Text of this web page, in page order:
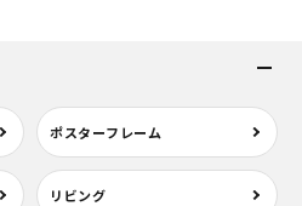
ポスターフレーム
リビング